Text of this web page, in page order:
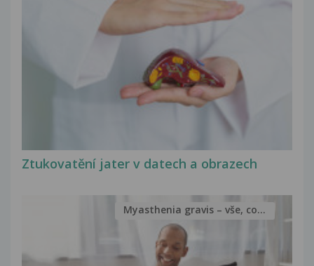
Ztukovatění jater v datech a obrazech
Myasthenia gravis – vše, co...